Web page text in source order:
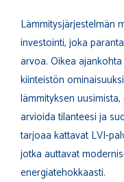
Lämmitysjärjestelmän
investointi, joka
arvoa. Oikea
kiinteistön
lämmityksen uusimista,
arvioida tilanteesi ja
tarjoaa kattavat LVI-
jotka auttavat
energiatehokkaasti.